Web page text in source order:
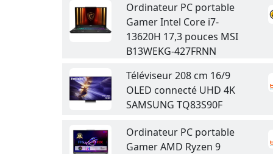
Ordinateur PC portable
Gamer Intel Core i7-
13620H 17,3 pouces MSI
B13WEKG-427FRNN
Téléviseur 208 cm 16/9
OLED connecté UHD 4K
SAMSUNG TQ83S90F
Ordinateur PC portable
Gamer AMD Ryzen 9